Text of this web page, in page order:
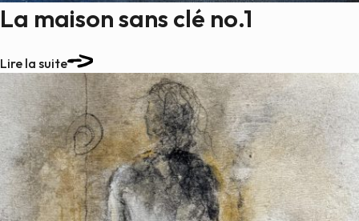
La maison sans clé no.1
Lire la suite